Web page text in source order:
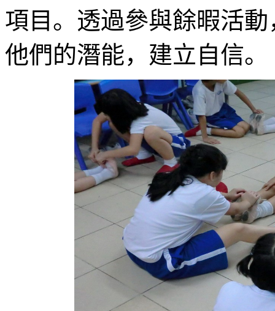
項目。透過參與餘暇活
他們的潛能，建立自信。